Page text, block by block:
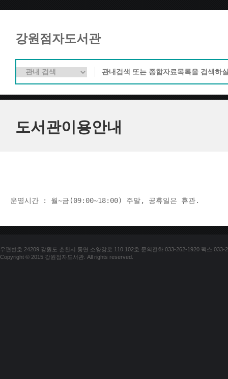
강원점자도서관
도서관이용안내
운영시간 : 월~금(09:00~18:00) 주말, 공휴일은 휴관.
우편번호 24209 강원도 춘천시 동면 소양강로 110 102호 문의전화 033-262-1920 팩스 033-
Copyright © 2015 강원점자도서관. All rights reserved.